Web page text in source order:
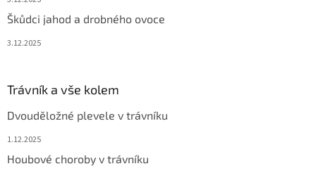
Škůdci jahod a drobného ovoce
3.12.2025
Trávník a vše kolem
Dvouděložné plevele v trávníku
1.12.2025
Houbové choroby v trávníku